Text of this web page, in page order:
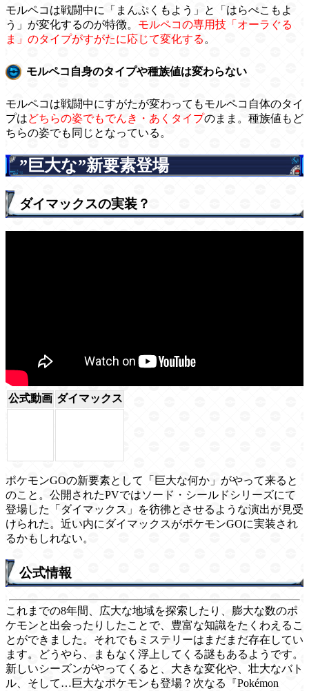
モルペコは戦闘中に「まんぷくもよう」と「はらぺこもよ
う」が変化するのが特徴。 モルペコの専用技「オーラぐる
ま」のタイプがすがたに応じて変化する 。
モルペコ自身のタイプや種族値は変わらない
モルペコは戦闘中にすがたが変わってもモルペコ自体のタイ
プはどちらの姿でもでんき・あくタイプのまま。種族値もど
ちらの姿でも同じとなっている。
”巨大な”新要素登場
ダイマックスの実装？
公式動画 ダイマックス
ポケモンGOの新要素として「巨大な何か」がやって来ると
のこと。公開されたPVではソード・シールドシリーズにて
登場した「ダイマックス」を彷彿とさせるような演出が見受
けられた。近い内にダイマックスがポケモンGOに実装され
るかもしれない。
公式情報
これまでの8年間、広大な地域を探索したり、膨大な数のポ
ケモンと出会ったりしたことで、豊富な知識をたくわえるこ
とができました。それでもミステリーはまだまだ存在してい
ます。どうやら、まもなく浮上してくる謎もあるようです。
新しいシーズンがやってくると、大きな変化や、壮大なバト
ル、そして…巨大なポケモンも登場？次なる『Pokémon